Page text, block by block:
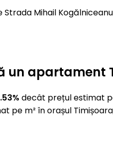
Mihail
apartament
decât prețul estimat
pe m² în orașul